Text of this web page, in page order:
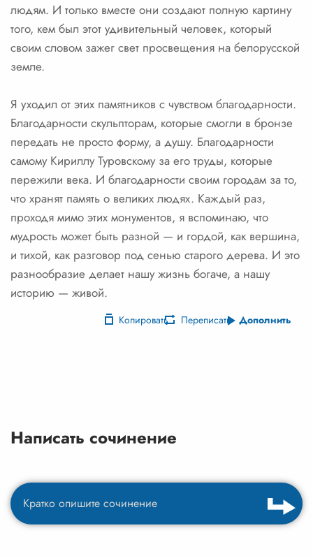
людям. И только вместе они создают полную картину
того, кем был этот удивительный человек, который
своим словом зажег свет просвещения на белорусской
земле.
Я уходил от этих памятников с чувством благодарности.
Благодарности скульпторам, которые смогли в бронзе
передать не просто форму, а душу. Благодарности
самому Кириллу Туровскому за его труды, которые
пережили века. И благодарности своим городам за то,
что хранят память о великих людях. Каждый раз,
проходя мимо этих монументов, я вспоминаю, что
мудрость может быть разной — и гордой, как вершина,
и тихой, как разговор под сенью старого дерева. И это
разнообразие делает нашу жизнь богаче, а нашу
историю — живой.
Копировать Переписать Дополнить
Написать сочинение